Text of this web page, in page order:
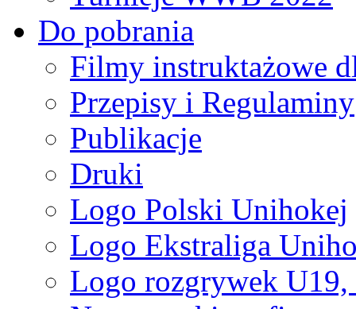
Do pobrania
Filmy instruktażowe
Przepisy i Regulaminy
Publikacje
Druki
Logo Polski Unihokej
Logo Ekstraliga
Logo rozgrywek